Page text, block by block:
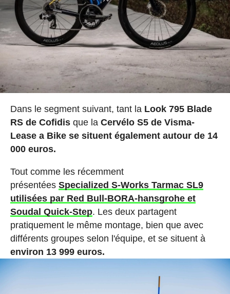
Dans le segment suivant, tant la Look 795 Blade
RS de Cofidis que la Cervélo S5 de Visma-
Lease a Bike se situent également autour de 14
000 euros.
Tout comme les récemment
présentées Specialized S-Works Tarmac SL9
utilisées par Red Bull-BORA-hansgrohe et
Soudal Quick-Step. Les deux partagent
pratiquement le même montage, bien que avec
différents groupes selon l'équipe, et se situent à
environ 13 999 euros.